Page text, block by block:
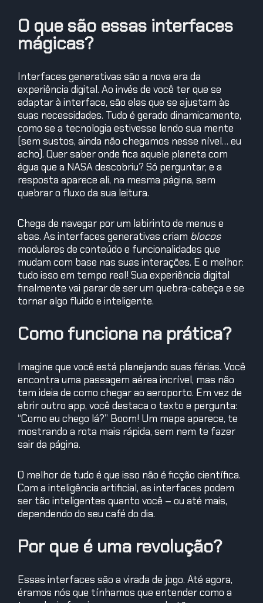
O que são essas interfaces
mágicas?
Interfaces generativas são a nova era da
experiência digital. Ao invés de você ter que se
adaptar à interface, são elas que se ajustam às
suas necessidades. Tudo é gerado dinamicamente,
como se a tecnologia estivesse lendo sua mente
(sem sustos, ainda não chegamos nesse nível… eu
acho). Quer saber onde fica aquele planeta com
água que a NASA descobriu? Só perguntar, e a
resposta aparece ali, na mesma página, sem
quebrar o fluxo da sua leitura.
Chega de navegar por um labirinto de menus e
abas. As interfaces generativas criam blocos
modulares de conteúdo e funcionalidades que
mudam com base nas suas interações. E o melhor:
tudo isso em tempo real! Sua experiência digital
finalmente vai parar de ser um quebra-cabeça e se
tornar algo fluido e inteligente.
Como funciona na prática?
Imagine que você está planejando suas férias. Você
encontra uma passagem aérea incrível, mas não
tem ideia de como chegar ao aeroporto. Em vez de
abrir outro app, você destaca o texto e pergunta:
“Como eu chego lá?” Boom! Um mapa aparece, te
mostrando a rota mais rápida, sem nem te fazer
sair da página.
O melhor de tudo é que isso não é ficção científica.
Com a inteligência artificial, as interfaces podem
ser tão inteligentes quanto você – ou até mais,
dependendo do seu café do dia.
Por que é uma revolução?
Essas interfaces são a virada de jogo. Até agora,
éramos nós que tínhamos que entender como a